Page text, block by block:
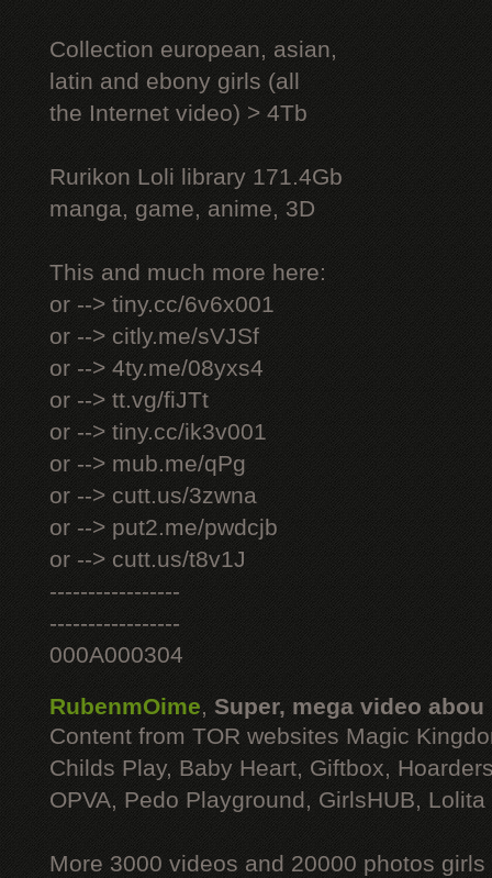
Collection european, asian,
latin and ebony girls (all
the Internet video) > 4Tb
Rurikon Lоli library 171.4Gb
manga, game, anime, 3D
This and much more here:
or --> tiny.cc/6v6x001
or --> citly.me/sVJSf
or --> 4ty.me/08yxs4
or --> tt.vg/fiJTt
or --> tiny.cc/ik3v001
or --> mub.me/qPg
or --> cutt.us/3zwna
or --> put2.me/pwdcjb
or --> cutt.us/t8v1J
-----------------
-----------------
000A000304
RubenmOime, Super, mega video abou
Content from TOR websites Magic
Childs Play, Baby Heart, Giftbox,
OPVA, Pedo Playground, GirlsHUB, Lolita
More 3000 videos and 20000 photos